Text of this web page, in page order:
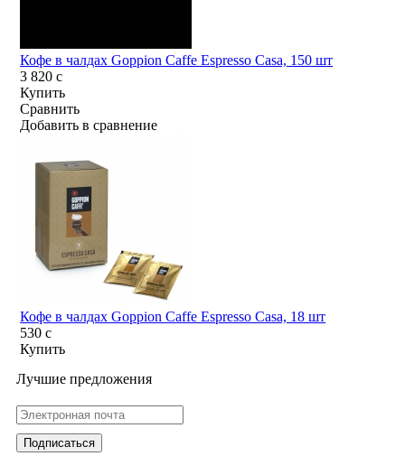
Кофе в чалдах Goppion Caffe Espresso Casa, 150 шт
3 820c
Купить
Сравнить
Добавить в сравнение
Кофе в чалдах Goppion Caffe Espresso Casa, 18 шт
530c
Купить
Лучшие предложения